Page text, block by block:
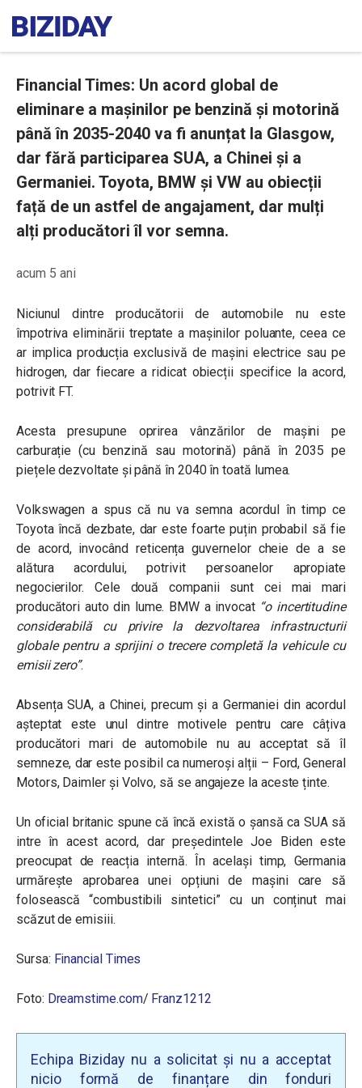
Financial Times: Un acord global de
eliminare a mașinilor pe benzină și motorină
până în 2035-2040 va fi anunțat la Glasgow,
dar fără participarea SUA, a Chinei și a
Germaniei. Toyota, BMW și VW au obiecții
față de un astfel de angajament, dar mulți
alți producători îl vor semna.
acum 5 ani
Niciunul dintre producătorii de automobile nu este
împotriva eliminării treptate a mașinilor poluante, ceea ce
ar implica producția exclusivă de mașini electrice sau pe
hidrogen, dar fiecare a ridicat obiecții specifice la acord,
potrivit FT.
Acesta presupune oprirea vânzărilor de mașini pe
carburație (cu benzină sau motorină) până în 2035 pe
piețele dezvoltate și până în 2040 în toată lumea.
Volkswagen a spus că nu va semna acordul în timp ce
Toyota încă dezbate, dar este foarte puțin probabil să fie
de acord, invocând reticența guvernelor cheie de a se
alătura acordului, potrivit persoanelor apropiate
negocierilor. Cele două companii sunt cei mai mari
producători auto din lume. BMW a invocat “o incertitudine
considerabilă cu privire la dezvoltarea infrastructurii
globale pentru a sprijini o trecere completă la vehicule cu
emisii zero”.
Absența SUA, a Chinei, precum și a Germaniei din acordul
așteptat este unul dintre motivele pentru care câțiva
producători mari de automobile nu au acceptat să îl
semneze, dar este posibil ca numeroși alții – Ford, General
Motors, Daimler și Volvo, să se angajeze la aceste ținte.
Un oficial britanic spune că încă există o șansă ca SUA să
intre în acest acord, dar președintele Joe Biden este
preocupat de reacția internă. În același timp, Germania
urmărește aprobarea unei opțiuni de mașini care să
folosească “combustibili sintetici” cu un conținut mai
scăzut de emisiii.
Sursa: Financial Times
Foto: Dreamstime.com/ Franz1212
Echipa Biziday nu a solicitat și nu a acceptat
nicio formă de finanțare din fonduri